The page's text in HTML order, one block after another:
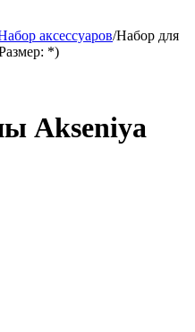
аксессуаров/Набор для
*)
Akseniya